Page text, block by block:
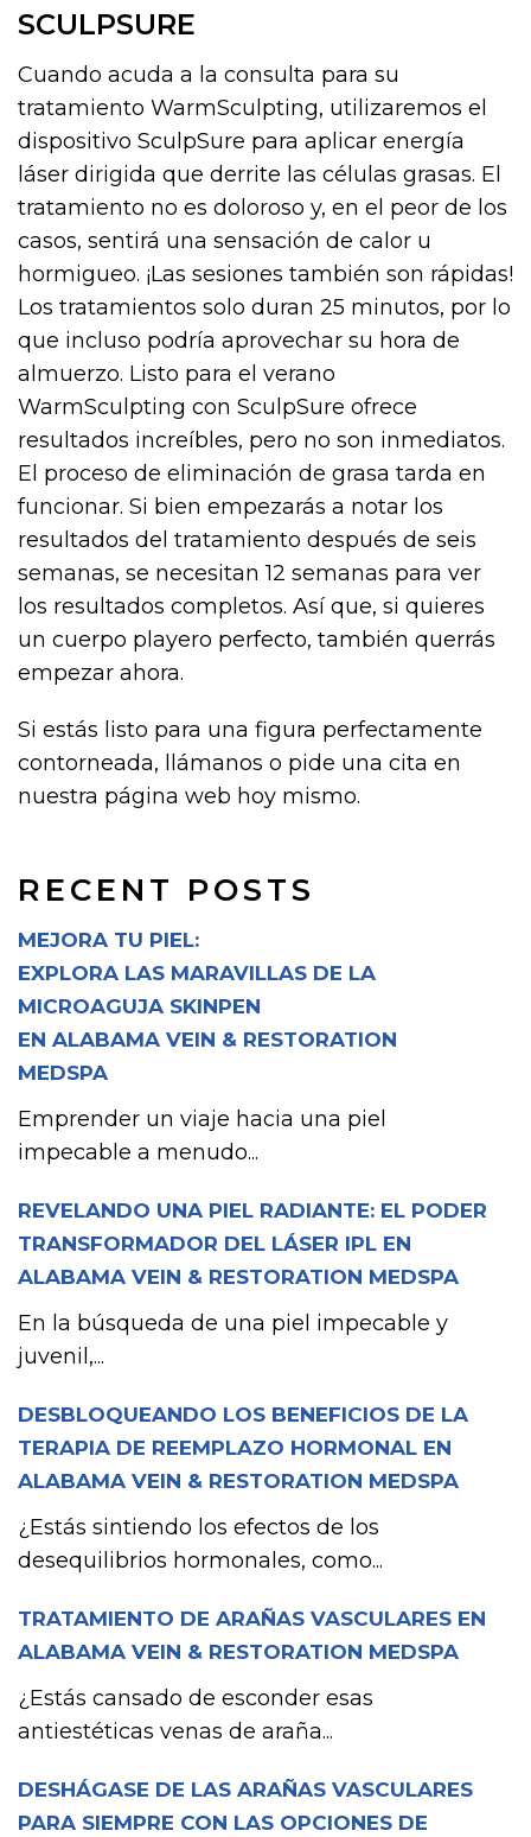
RECENT POSTS
MEJORA TU PIEL:
EXPLORA LAS MARAVILLAS DE LA
MICROAGUJA SKINPEN
EN ALABAMA VEIN & RESTORATION
MEDSPA
Emprender un viaje hacia una piel
impecable a menudo...
REVELANDO UNA PIEL RADIANTE: EL PODER
TRANSFORMADOR DEL LÁSER IPL EN
ALABAMA VEIN & RESTORATION MEDSPA
En la búsqueda de una piel impecable y
juvenil,...
DESBLOQUEANDO LOS BENEFICIOS DE LA
TERAPIA DE REEMPLAZO HORMONAL EN
ALABAMA VEIN & RESTORATION MEDSPA
¿Estás sintiendo los efectos de los
desequilibrios hormonales, como...
TRATAMIENTO DE ARAÑAS VASCULARES EN
ALABAMA VEIN & RESTORATION MEDSPA
¿Estás cansado de esconder esas
antiestéticas venas de araña...
DESHÁGASE DE LAS ARAÑAS VASCULARES
PARA SIEMPRE CON LAS OPCIONES DE
SCULPSURE
Cuando acuda a la consulta para su
tratamiento WarmSculpting, utilizaremos el
dispositivo SculpSure para aplicar energía
láser dirigida que derrite las células grasas. El
tratamiento no es doloroso y, en el peor de los
casos, sentirá una sensación de calor u
hormigueo. ¡Las sesiones también son rápidas!
Los tratamientos solo duran 25 minutos, por lo
que incluso podría aprovechar su hora de
almuerzo. Listo para el verano
WarmSculpting con SculpSure ofrece
resultados increíbles, pero no son inmediatos.
El proceso de eliminación de grasa tarda en
funcionar. Si bien empezarás a notar los
resultados del tratamiento después de seis
semanas, se necesitan 12 semanas para ver
los resultados completos. Así que, si quieres
un cuerpo playero perfecto, también querrás
empezar ahora.
Si estás listo para una figura perfectamente
contorneada, llámanos o pide una cita en
nuestra página web hoy mismo.